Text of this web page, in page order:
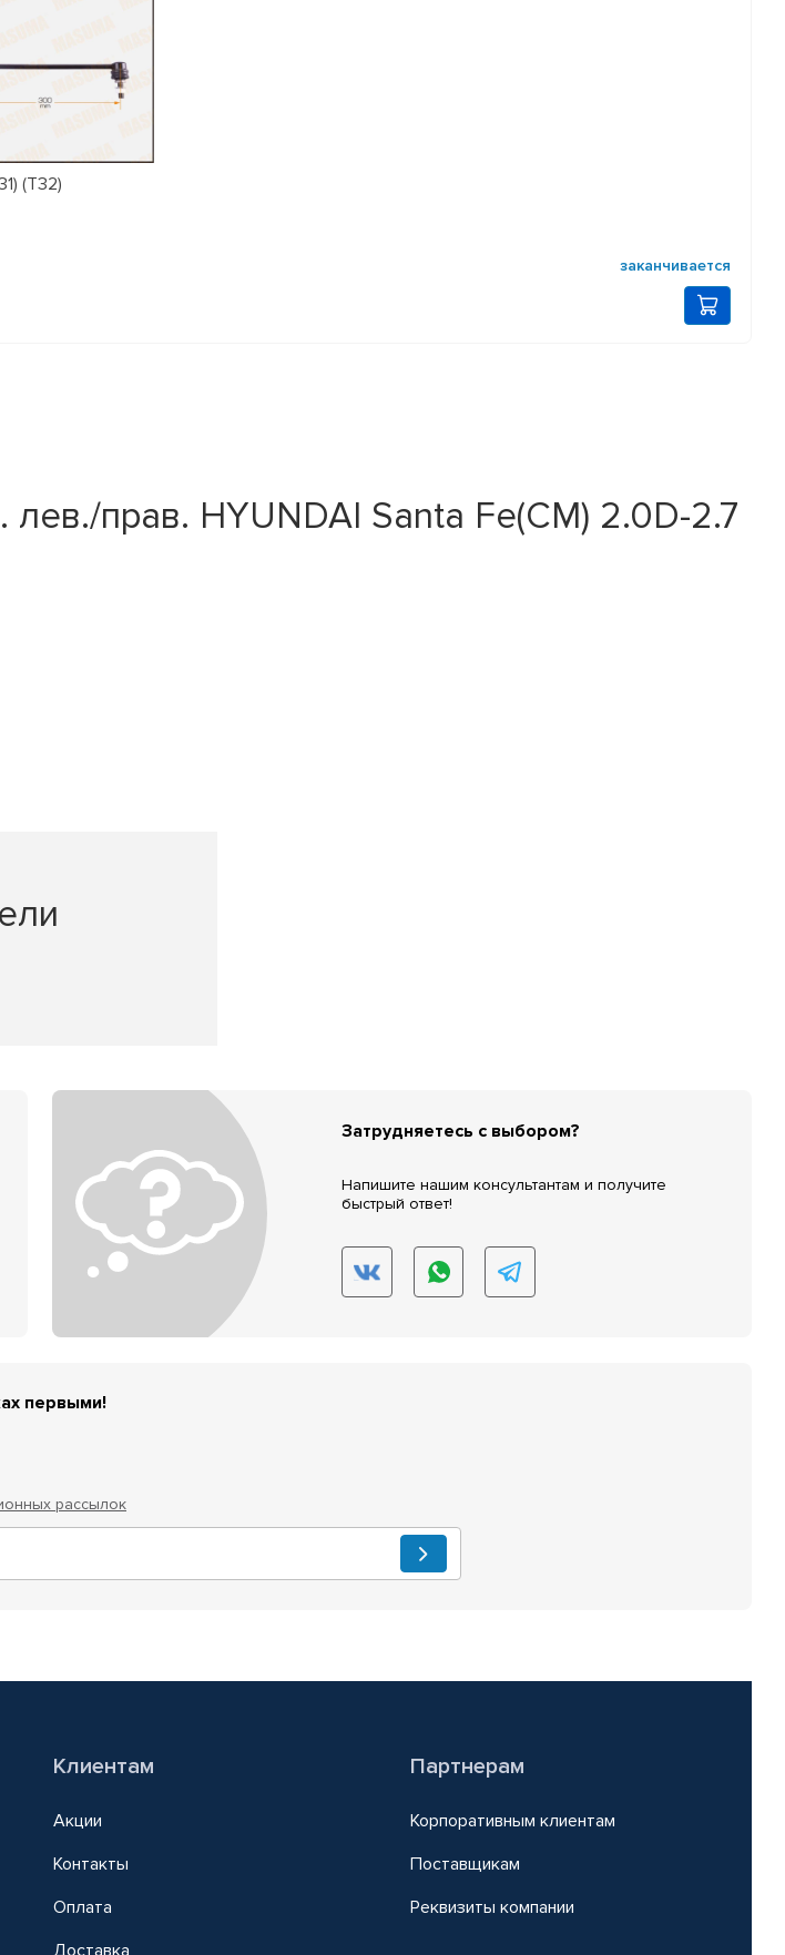
(T32)
заканчивается
прав. HYUNDAI Santa Fe(CM) 2.0D-2.7
Затрудняетесь с выбором?
Напишите нашим консультантам и получите
быстрый ответ!
первыми!
рассылок
Клиентам
Акции
Контакты
Оплата
Доставка
Партнерам
Корпоративным клиентам
Поставщикам
Реквизиты компании